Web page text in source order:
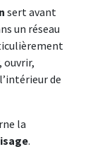
sert avant
un réseau
ouvrir,
de
la
.